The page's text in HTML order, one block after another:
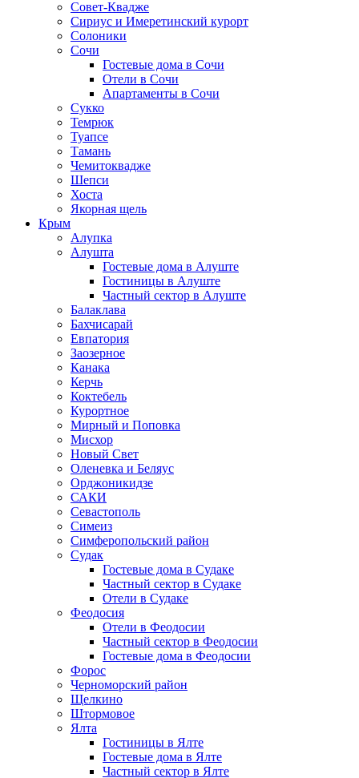
Совет-Квадже
Сириус и Имеретинский курорт
Солоники
Сочи
Гостевые дома в Сочи
Отели в Сочи
Апартаменты в Сочи
Сукко
Темрюк
Туапсе
Тамань
Чемитоквадже
Шепси
Хоста
Якорная щель
Крым
Алупка
Алушта
Гостевые дома в Алуште
Гостиницы в Алуште
Частный сектор в Алуште
Балаклава
Бахчисарай
Евпатория
Заозерное
Канака
Керчь
Коктебель
Курортное
Мирный и Поповка
Мисхор
Новый Свет
Оленевка и Беляус
Орджоникидзе
САКИ
Севастополь
Симеиз
Симферопольский район
Судак
Гостевые дома в Судаке
Частный сектор в Судаке
Отели в Судаке
Феодосия
Отели в Феодосии
Частный сектор в Феодосии
Гостевые дома в Феодосии
Форос
Черноморский район
Щелкино
Штормовое
Ялта
Гостиницы в Ялте
Гостевые дома в Ялте
Частный сектор в Ялте